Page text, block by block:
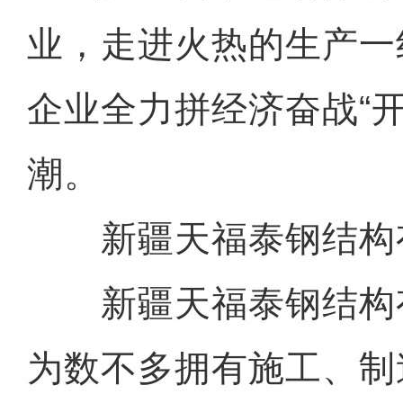
业，走进火热的生产
企业全力拼经济奋战“
潮。
新疆天福泰钢结构
新疆天福泰钢结构
为数不多拥有施工、